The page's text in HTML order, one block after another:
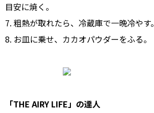
目安に焼く。
7. 粗熱が取れたら、冷蔵庫で一晩冷やす。
8. お皿に乗せ、カカオパウダーをふる。
「THE AIRY LIFE」の達人